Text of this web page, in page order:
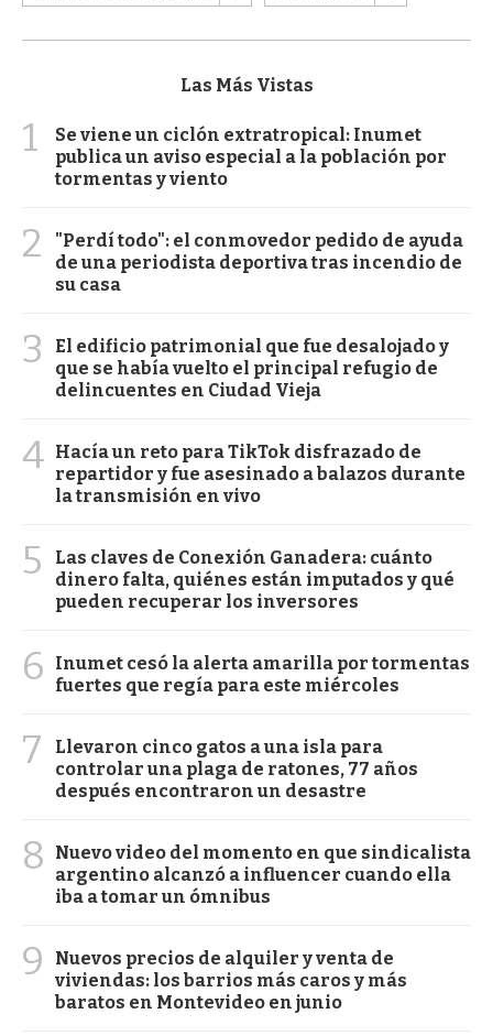
Las Más Vistas
1
Se viene un ciclón extratropical: Inumet
publica un aviso especial a la población por
tormentas y viento
2
"Perdí todo": el conmovedor pedido de ayuda
de una periodista deportiva tras incendio de
su casa
3
El edificio patrimonial que fue desalojado y
que se había vuelto el principal refugio de
delincuentes en Ciudad Vieja
4 Hacía un reto para TikTok disfrazado de
repartidor y fue asesinado a balazos durante
la transmisión en vivo
5
Las claves de Conexión Ganadera: cuánto
dinero falta, quiénes están imputados y qué
pueden recuperar los inversores
6
Inumet cesó la alerta amarilla por tormentas
fuertes que regía para este miércoles
7
Llevaron cinco gatos a una isla para
controlar una plaga de ratones, 77 años
después encontraron un desastre
8
Nuevo video del momento en que sindicalista
argentino alcanzó a influencer cuando ella
iba a tomar un ómnibus
9
Nuevos precios de alquiler y venta de
viviendas: los barrios más caros y más
baratos en Montevideo en junio